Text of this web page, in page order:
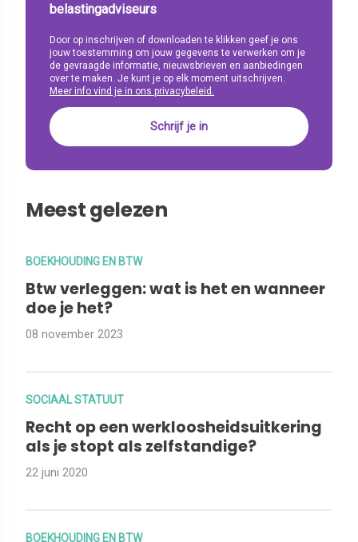
belastingadviseurs
Door op inschrijven of downloaden te klikken geef je ons
jouw toestemming om jouw gegevens te verwerken om je
de gevraagde informatie, nieuwsbrieven en aanbiedingen
over te maken. Je kunt je op elk moment uitschrijven.
Meer info vind je in ons privacybeleid.
Meest gelezen
BOEKHOUDING EN BTW
Btw verleggen: wat is het en wanneer
doe je het?
08 november 2023
SOCIAAL STATUUT
Recht op een werkloosheidsuitkering
als je stopt als zelfstandige?
22 juni 2020
BOEKHOUDING EN BTW